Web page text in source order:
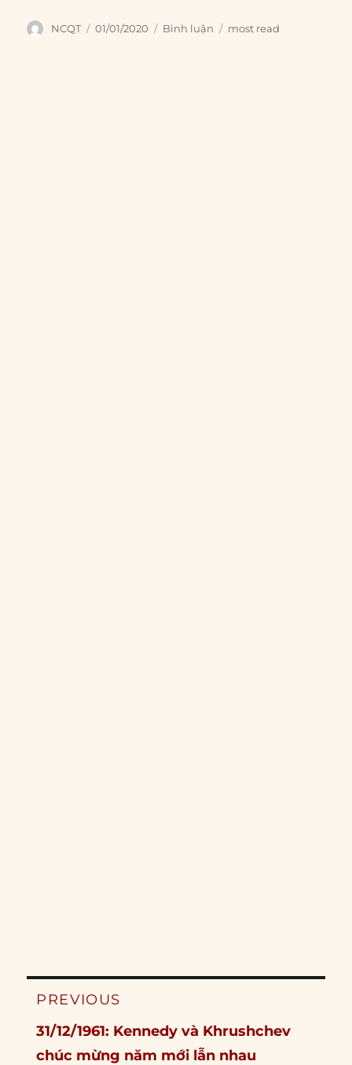
Author
NCQT
Posted
01/01/2020 Categories
Bình luận Tags
most read
Post
PREVIOUS
Previous
post:
31/12/1961: Kennedy và Khrushchev
chúc mừng năm mới lẫn nhau